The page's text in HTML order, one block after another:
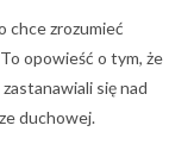
chce zrozumieć
opowieść o tym, że
się nad
duchowej.